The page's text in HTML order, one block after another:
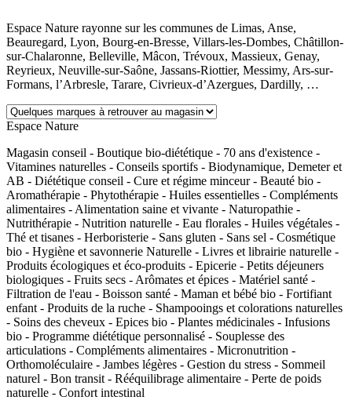
Espace Nature rayonne sur les communes de Limas, Anse,
Beauregard, Lyon, Bourg-en-Bresse, Villars-les-Dombes, Châtillon-
sur-Chalaronne, Belleville, Mâcon, Trévoux, Massieux, Genay,
Reyrieux, Neuville-sur-Saône, Jassans-Riottier, Messimy, Ars-sur-
Formans, l’Arbresle, Tarare, Civrieux-d’Azergues, Dardilly, …
Espace Nature
Magasin conseil - Boutique bio-diététique - 70 ans d'existence -
Vitamines naturelles - Conseils sportifs - Biodynamique, Demeter et
AB - Diététique conseil - Cure et régime minceur - Beauté bio -
Aromathérapie - Phytothérapie - Huiles essentielles - Compléments
alimentaires - Alimentation saine et vivante - Naturopathie -
Nutrithérapie - Nutrition naturelle - Eau florales - Huiles végétales -
Thé et tisanes - Herboristerie - Sans gluten - Sans sel - Cosmétique
bio - Hygiène et savonnerie Naturelle - Livres et librairie naturelle -
Produits écologiques et éco-produits - Epicerie - Petits déjeuners
biologiques - Fruits secs - Arômates et épices - Matériel santé -
Filtration de l'eau - Boisson santé - Maman et bébé bio - Fortifiant
enfant - Produits de la ruche - Shampooings et colorations naturelles
- Soins des cheveux - Epices bio - Plantes médicinales - Infusions
bio - Programme diététique personnalisé - Souplesse des
articulations - Compléments alimentaires - Micronutrition -
Orthomoléculaire - Jambes légères - Gestion du stress - Sommeil
naturel - Bon transit - Rééquilibrage alimentaire - Perte de poids
naturelle - Confort intestinal